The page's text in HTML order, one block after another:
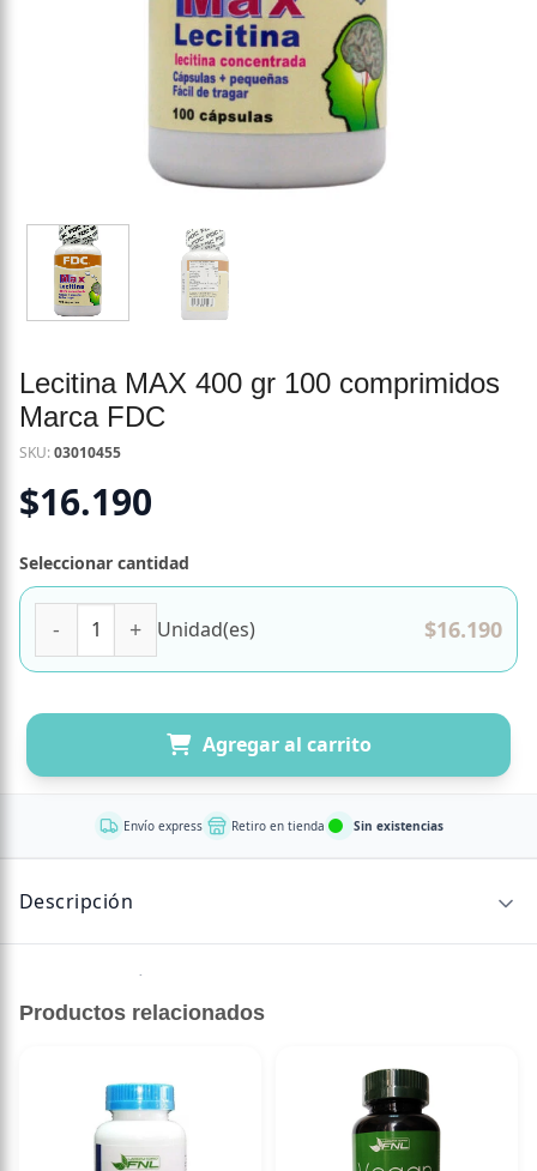
Lecitina MAX 400 gr 100 comprimidos
Marca FDC
SKU:03010455
$16.190
Seleccionar cantidad
Unidad(es) $16.190
Agregar al carrito
Envío express Retiro en tienda Sin existencias
Descripción
Sin descripción disponible.
Productos relacionados